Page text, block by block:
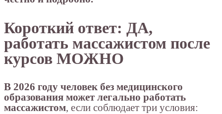
Короткий ответ: ДА,
работать массажистом после
курсов МОЖНО
В 2026 году человек без медицинского
образования может легально работать
массажистом, если соблюдает три условия: